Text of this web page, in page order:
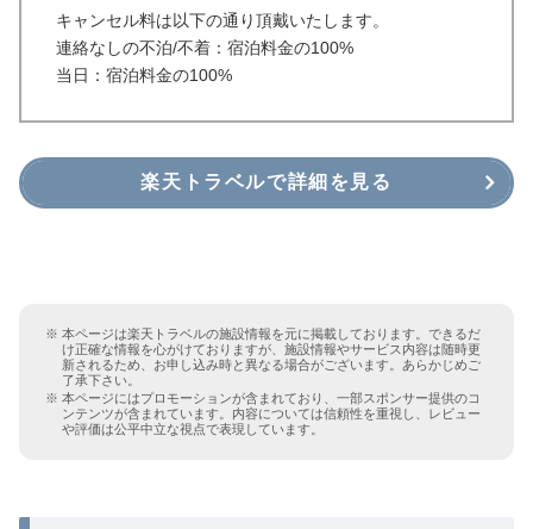
キャンセル料は以下の通り頂戴いたします。
連絡なしの不泊/不着：宿泊料金の100%
当日：宿泊料金の100%
楽天トラベルで詳細を見る
本ページは楽天トラベルの施設情報を元に掲載しております。できるだ
け正確な情報を心がけておりますが、施設情報やサービス内容は随時更
新されるため、お申し込み時と異なる場合がございます。あらかじめご
了承下さい。
本ページにはプロモーションが含まれており、一部スポンサー提供のコ
ンテンツが含まれています。内容については信頼性を重視し、レビュー
や評価は公平中立な視点で表現しています。